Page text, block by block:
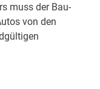
muss der Bau-
von den